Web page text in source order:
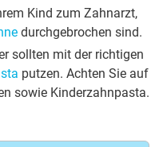
Kind zum Zahn­arzt,
durch­ge­bro­chen sind.
soll­ten mit der rich­ti­gen
put­zen. Ach­ten Sie auf
so­wie Kin­der­zahn­pas­ta.